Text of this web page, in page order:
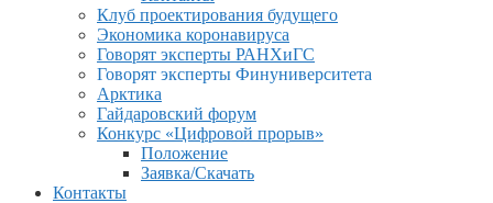
Клуб проектирования будущего
Экономика коронавируса
Говорят эксперты РАНХиГС
Говорят эксперты Финуниверситета
Арктика
Гайдаровский форум
Конкурс «Цифровой прорыв»
Положение
Заявка/Скачать
Контакты